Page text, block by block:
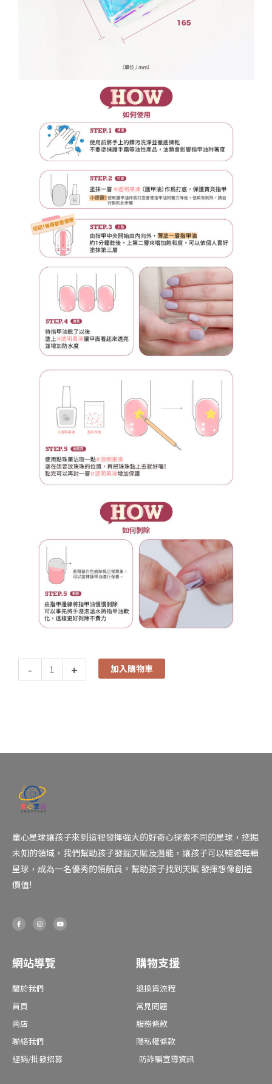
- + 加入購物車
童心星球讓孩子來到這裡發揮強大的好奇心探索不同的星球，挖掘
未知的領域，我們幫助孩子發掘天賦及潛能，讓孩子可以暢遊每顆
星球，成為一名優秀的領航員。幫助孩子找到天賦 發揮想像創造
價值!
F
a
c
k
-
I
n
s
a
m
Y
o
u
網站導覽
關於我們
首頁
商店
聯絡我們
經銷/批發招募
購物支援
退換貨流程
常見問題
服務條款
隱私權條款
防詐騙宣導資訊